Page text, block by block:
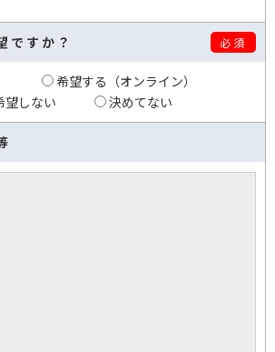
ですか？ 必須
希望する（オンライン）
望しない 決めてない